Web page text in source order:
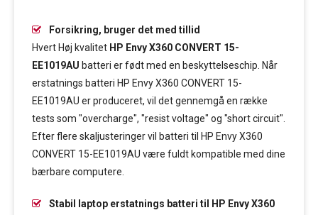
Forsikring, bruger det med tillid
Hvert Høj kvalitet HP Envy X360 CONVERT 15-
EE1019AU batteri er født med en beskyttelseschip. Når
erstatnings batteri HP Envy X360 CONVERT 15-
EE1019AU er produceret, vil det gennemgå en række
tests som "overcharge", "resist voltage" og "short circuit".
Efter flere skaljusteringer vil batteri til HP Envy X360
CONVERT 15-EE1019AU være fuldt kompatible med dine
bærbare computere.
Stabil laptop erstatnings batteri til HP Envy X360